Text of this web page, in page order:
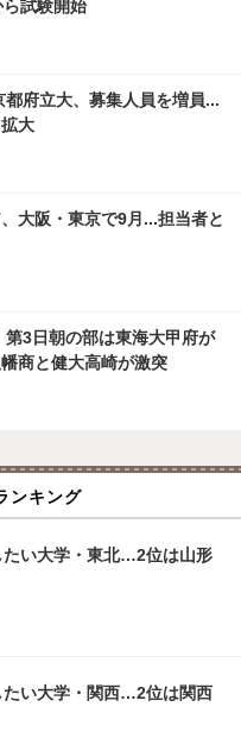
試験開始
都府立大、募集人員を増員...
大
大阪・東京で9月...担当者と
第3日朝の部は東海大甲府が
商と健大高崎が激突
ンキング
たい大学・東北…2位は山形
たい大学・関西…2位は関西